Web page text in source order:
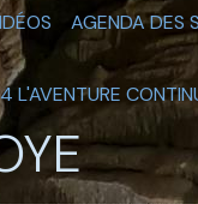
AGENDA DES
L'AVENTURE